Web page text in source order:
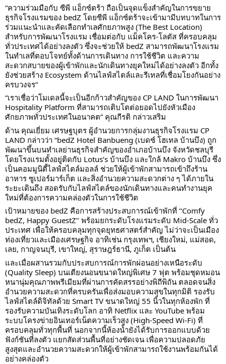
“ความร่วมมือกับ ซีพี แอ็กซ์ตร้า ถือเป็นจุดแข็งสำคัญในการขยาย
ธุรกิจโรงแรมของ bedZ โดยซีพี แอ็กซ์ตร้าจะเข้ามามีบทบาทในการ
ร่วมแนะนำและคัดเลือกทำเลศักยภาพสูง (The Best Location)
สำหรับการพัฒนาโรงแรม เชื่อมต่อกับ แม็คโคร-โลตัส ที่ครอบคลุม
ทั่วประเทศได้อย่างลงตัว ซึ่งจะช่วยให้ bedZ สามารถพัฒนาโรงแรม
ในทำเลที่ตอบโจทย์ทั้งด้านการเดินทาง การใช้ชีวิต และความ
สะดวกสบายของผู้เข้าพักและนักเดินทางยุคใหม่ได้อย่างลงตัว อีกทั้ง
ยังช่วยสร้าง Ecosystem ด้านไลฟ์สไตล์และรีเทลที่เชื่อมโยงกันอย่าง
ครบวงจร”
“เราเชื่อว่าโมเดลนี้จะเป็นอีกก้าวสำคัญของ CP LAND ในการพัฒนา
Hospitality Platform ที่สามารถเติบโตต่อยอดไปยังหัวเมือง
ศักยภาพทั่วประเทศในอนาคต” คุณกีรติ กล่าวเสริม
ด้าน คุณเยี่ยม เศรษฐบุตร ผู้อำนวยการกลุ่มงานธุรกิจโรงแรม CP
LAND กล่าวว่า “bedZ Hotel Banbueng (เบดซ์ โฮเทล บ้านบึง) ถูก
พัฒนาขึ้นบนทำเลย่านธุรกิจสำคัญของอำเภอบ้านบึง จังหวัดชลบุรี
โดยโรงแรมตั้งอยู่ติดกับ Lotus’s บ้านบึง และใกล้ Makro บ้านบึง ซึ่ง
เป็นคอมมูนิตี้ไลฟ์สไตล์มอลล์ ช่วยให้ผู้เข้าพักสามารถเข้าถึงร้าน
อาหาร ซูเปอร์มาร์เก็ต และสิ่งอำนวยความสะดวกต่าง ๆ ได้ภายใน
ระยะเดินถึง สอดรับกับไลฟ์สไตล์ของนักเดินทางและคนทำงานยุค
ใหม่ที่ต้องการความคล่องตัวในการใช้ชีวิต
เป้าหมายของ bedZ คือการสร้างประสบการณ์เข้าพักที่ ‘‘Comfy
bedZ, Happy GuestZ’’ พร้อมยกระดับโรงแรมระดับ Mid-Scale ทั่ว
ประเทศ เพื่อให้ครอบคลุมทุกจุดยุทธศาสตร์สำคัญ ไม่ว่าจะเป็นเมือง
ท่องเที่ยวและเมืองเศรษฐกิจ อาทิเช่น กรุงเทพฯ, เชียงใหม่, แม่สอด,
เลย, กาญจนบุรี, เขาใหญ่, สุราษฎร์ธานี, ภูเก็ต เป็นต้น
และเมื่อผสานรวมกับประสบการณ์การพักผ่อนอย่างเหนือระดับ
(Quality Sleep) บนเตียงนอนขนาดใหญ่พิเศษ 7 ฟุต พร้อมชุดหมอน
หนานุ่มคุณภาพพรีเมียมที่ผ่านการคัดสรรอย่างพิถีพิถัน ตลอดจนสิ่ง
อำนวยความสะดวกที่ครบครันเพื่อส่งมอบความสุขในทุกมิติ รองรับ
ไลฟ์สไตล์ดิจิทัลด้วย Smart TV ขนาดใหญ่ 55 นิ้วในทุกห้องพัก ที่
รองรับความบันเทิงระดับโลก อาทิ Netflix และ YouTube พร้อม
ระบบโครงข่ายอินเทอร์เน็ตความเร็วสูง (High-Speed Wi-Fi) ที่
ครอบคลุมทั่วทุกพื้นที่ นอกจากนี้ห้องน้ำยังได้รับการออกแบบด้วย
ฟังก์ชันที่ลงตัว แยกสัดส่วนพื้นที่อย่างชัดเจน เพื่อความปลอดภัย
สูงสุดและอำนวยความสะดวกให้ผู้เข้าพักสามารถใช้งานพร้อมกันได้
อย่างคล่องตัว